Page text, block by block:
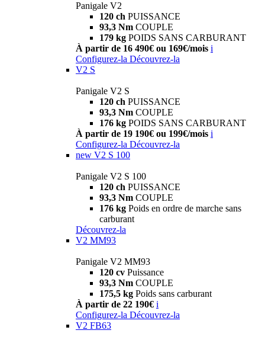
Panigale V2
120 ch PUISSANCE
93,3 Nm COUPLE
179 kg POIDS SANS CARBURANT
À partir de 16 490€ ou 169€/mois i
Configurez-la Découvrez-la
V2 S
Panigale V2 S
120 ch PUISSANCE
93,3 Nm COUPLE
176 kg POIDS SANS CARBURANT
À partir de 19 190€ ou 199€/mois i
Configurez-la Découvrez-la
new V2 S 100
Panigale V2 S 100
120 ch PUISSANCE
93,3 Nm COUPLE
176 kg Poids en ordre de marche sans
carburant
Découvrez-la
V2 MM93
Panigale V2 MM93
120 cv Puissance
93,3 Nm COUPLE
175,5 kg Poids sans carburant
À partir de 22 190€ i
Configurez-la Découvrez-la
V2 FB63